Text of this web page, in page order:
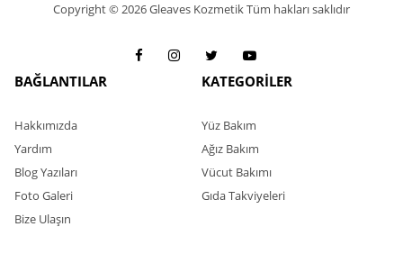
Copyright © 2026 Gleaves Kozmetik Tüm hakları saklıdır
BAĞLANTILAR
Hakkımızda
Yardım
Blog Yazıları
Foto Galeri
Bize Ulaşın
KATEGORİLER
Yüz Bakım
Ağız Bakım
Vücut Bakımı
Gıda Takviyeleri